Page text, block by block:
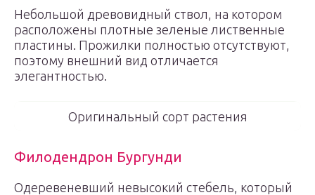
Небольшой древовидный ствол, на котором
расположены плотные зеленые лиственные
пластины. Прожилки полностью отсутствуют,
поэтому внешний вид отличается
элегантностью.
Оригинальный сорт растения
Филодендрон Бургунди
Одеревеневший невысокий стебель, который